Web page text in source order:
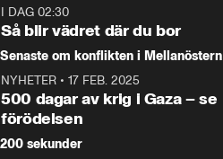
Moderaterna ska locka
väljare till valet i höst.
I DAG 02:30
Så blir vädret där du bor
Senaste om konflikten i Mellanöstern
NYHETER • 17 FEB. 2025
500 dagar av krig i Gaza – se
förödelsen
200 sekunder